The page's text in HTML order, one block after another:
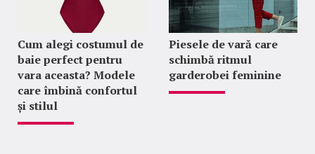
Cum alegi costumul de
baie perfect pentru
vara aceasta? Modele
care îmbină confortul
și stilul
Piesele de vară care
schimbă ritmul
garderobei feminine